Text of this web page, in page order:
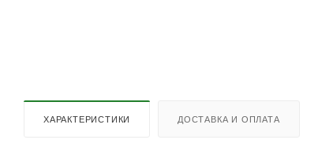
ХАРАКТЕРИСТИКИ ДОСТАВКА И ОПЛАТА